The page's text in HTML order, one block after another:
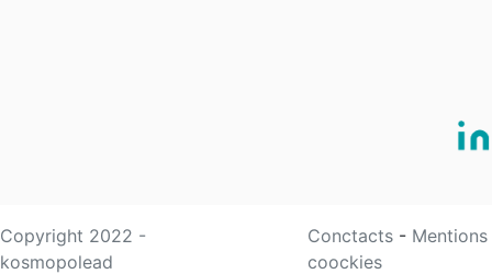
Copyright 2022 -
kosmopolead
Conctacts -
coockies